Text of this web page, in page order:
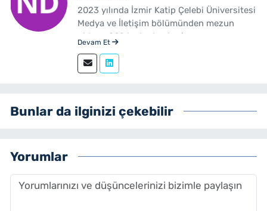
2023 yılında İzmir Katip Çelebi Üniversitesi
Medya ve İletişim bölümünden mezun
oldum. 2024 yılından beri
olarak çalışmaktayım.
Devam Et
Bunlar da ilginizi çekebilir
Yorumlar